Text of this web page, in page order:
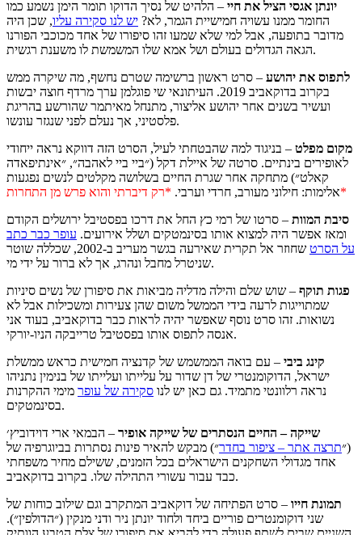
יונתן אגסי הציל את חיי – הלהיט של נסיך הדוקו תומר הימן נשמע כמו
החומר ממנו עשויה חמישיית הגמר, לא? יש לנו סקירה עליו, שכן היה
מדובר בתופעה, אבל למי שלא שמעו זהו סיפורו של אחד מכוכבי הפורנו
הגאה הגדולים בעולם ושל אמא שלו המשמשת לו משענת רגשית.
לתפוס את יהושע – סרט ראשון ברשימה שטרם נחשף, מה שיקרה ממש
בקרוב בדוקאביב 2019. העיתונאי שי פוגלמן ערך מרדף חוצה יבשות
ועשיר בשנים אחר יהושע אליצור, מתנחל מאיתמר שהורשע בהריגת
פלסטיני, אך נעלם לפני שנגזר עונשו.
מקום מפלט – בניגוד למה שהבטחתי לעיל, הסרט הזה דווקא נראה ייחודי
לאופירים בינתיים. סרטה של איילת דקל (״ביי ביי לאהבה״, ״אינתיפאדה
קאלט״) מתחקה אחר שגרת החיים בשלושה מקלטים לנשים נפגעות
אלימות: חילוני מעורב, חרדי וערבי.*רק דיברתי והוא פרש מן התחרות*
סיבת המוות – סרטו של רמי כץ החל את דרכו בפסטיבל ירושלים הקודם
ומאז אפשר היה למצוא אותו בסינמטקים ושלל אירועים. עופר כבר כתב
על הסרט
שחוזר אל תקרית שאירעה בגשר מעריב ב-2002, שכללה שוטר
שניטרל מחבל ונהרג, אך לא ברור על ידי מי.
פגות תוקף – שוש שלם והילה מדליה מביאות את סיפורן של נשים סיניות
שמתוייגות לרעה בידי הממשל משום שהן צעירות ומשכילות אבל לא
נשואות. זהו סרט נוסף שאפשר יהיה לראות כבר בדוקאביב, בעוד אני
אנסה לתפוס אותו בפסטיבל טרייבקה הניו-יורקי.
קינג ביבי – עם בואה הממשמש של קדנציה חמישית כראש ממשלת
ישראל, הדוקומנטרי של דן שדור על עלייתו ועלייתו של בנימין נתניהו
נראה רלוונטי מתמיד. גם כאן יש לנו סקירה של עופר מימי ההקרנות
בסינמטקים.
שייקה – החיים הנסתרים של שייקה אופיר – הבמאי ארי דוידוביץ׳
(״תרצה אתר – ציפור בחדר״) מבקש להאיר פינות נסתרות בביוגרפיה של
אחד מגדולי השחקנים הישראלים בכל הזמנים, ששילם מחיר משפחתי
כבד עבור עשורי התהילה שלו. בקרוב בדוקאביב.
תמונת חייו – סרט הפתיחה של דוקאביב המתקרב וגם שילוב כוחות של
שני דוקומנטרים פוריים ביחד ולחוד יונתן ניר ודני מנקין (״הדולפין״).